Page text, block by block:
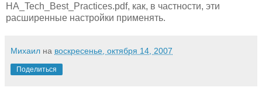
HA_Tech_Best_Practices.pdf, как, в частности, эти
расширенные настройки применять.
Михаил на воскресенье, октября 14, 2007
Поделиться